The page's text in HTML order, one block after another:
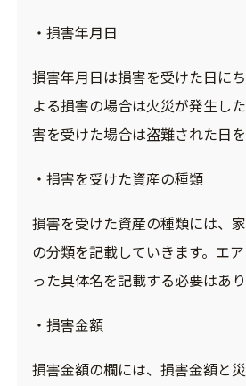
・損害年月日
損害年月日は損害を受けた日に
よる損害の場合は火災が発生し
害を受けた場合は盗難された日を
・損害を受けた資産の種類
損害を受けた資産の種類には、
の分類を記載していきます。エ
った具体名を記載する必要はあり
・損害金額
損害金額の欄には、損害金額と